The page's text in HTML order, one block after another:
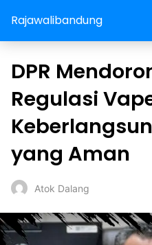
Rajawalibandung
DPR
Regulasi
yang Aman
Atok Dalang